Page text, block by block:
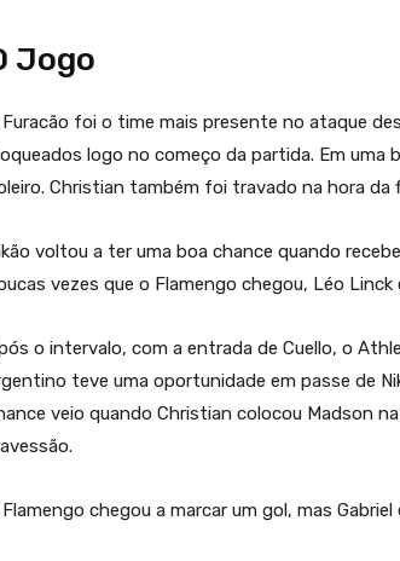
Jogo
Furacão foi o time mais presente no ataque
logo no começo da partida. Em uma
Christian também foi travado na hora da
voltou a ter uma boa chance quando
vezes que o Flamengo chegou, Léo
o intervalo, com a entrada de Cuello, o
teve uma oportunidade em passe de
veio quando Christian colocou Madson
Flamengo chegou a marcar um gol, mas